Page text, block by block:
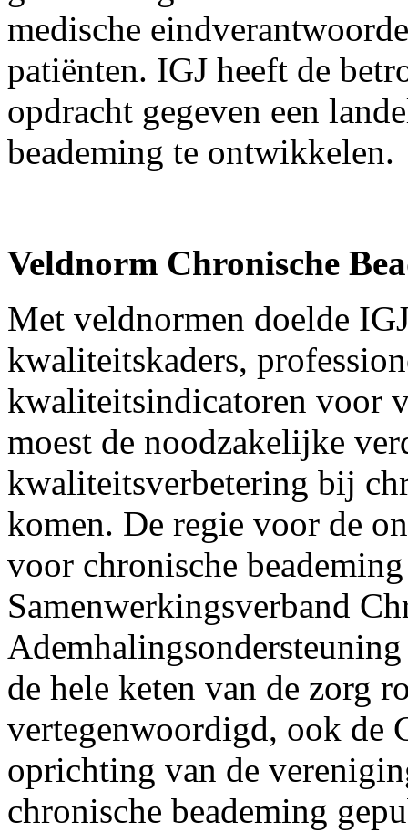
medische
patiënten. IGJ heeft de
opdracht gegeven een
beademing te ontwikkelen.
Veldnorm Chronische
Met veldnormen doelde
kwaliteitskaders,
kwaliteitsindicatoren voor
moest de noodzakelijke
kwaliteitsverbetering bij
komen. De regie voor de
voor chronische
Samenwerkingsverband
de hele keten van de zorg
vertegenwoordigd, ook de
oprichting van de
chronische beademing